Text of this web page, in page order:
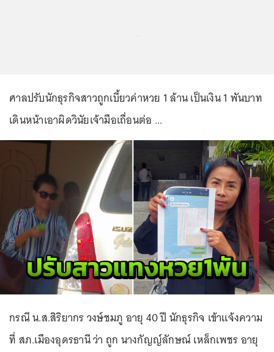
ศาลปรับนักธุรกิจสาวถูกเบี้ยวค่าหวย 1 ล้าน เป็นเงิน 1 พันบาท
เดินหน้าเอาผิดวินัยเจ้ามือเถื่อนต่อ ...
กรณี น.ส.สิริยากร วงษ์ชมภู อายุ 40 ปี นักธุรกิจ เข้าแจ้งความ
ที่ สภ.เมืองอุดรธานี ว่า ถูก นางกัญญ์ลักษณ์ เหล็กเพชร อายุ